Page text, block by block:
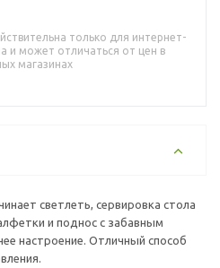
только для интернет-
и может отличаться от цен в
магазинах
светлеть, сервировка стола
и поднос с забавным
настроение. Отличный способ